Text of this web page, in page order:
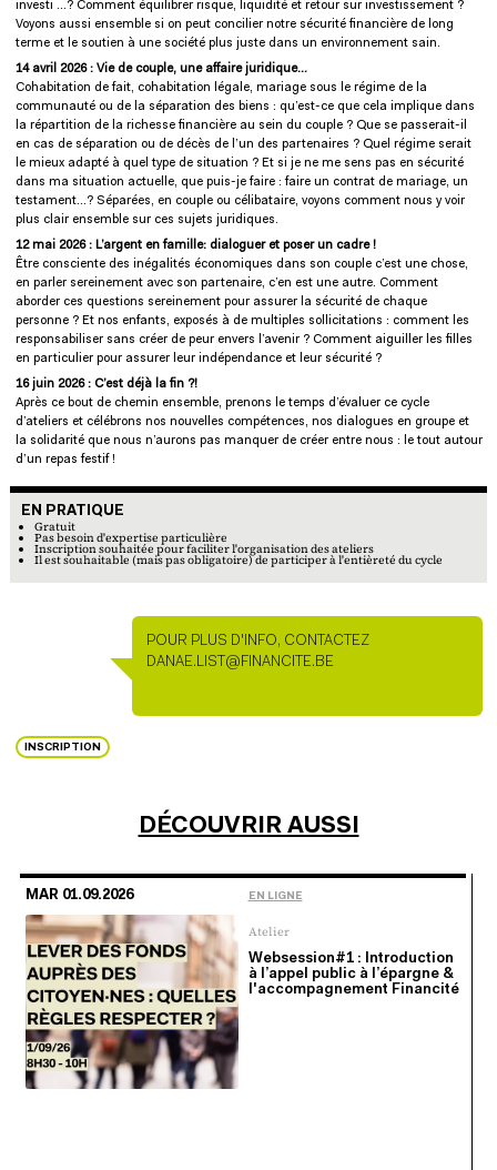
INSCRIPTION
investi …? Comment équilibrer risque, liquidité et retour sur investissement ?
Voyons aussi ensemble si on peut concilier notre sécurité financière de long
terme et le soutien à une société plus juste dans un environnement sain.
14 avril 2026 : Vie de couple, une affaire juridique…
Cohabitation de fait, cohabitation légale, mariage sous le régime de la
communauté ou de la séparation des biens : qu’est-ce que cela implique dans
la répartition de la richesse financière au sein du couple ? Que se passerait-il
en cas de séparation ou de décès de l’un des partenaires ? Quel régime serait
le mieux adapté à quel type de situation ? Et si je ne me sens pas en sécurité
dans ma situation actuelle, que puis-je faire : faire un contrat de mariage, un
testament…? Séparées, en couple ou célibataire, voyons comment nous y voir
plus clair ensemble sur ces sujets juridiques.
12 mai 2026 : L’argent en famille: dialoguer et poser un cadre !
Être consciente des inégalités économiques dans son couple c’est une chose,
en parler sereinement avec son partenaire, c’en est une autre. Comment
aborder ces questions sereinement pour assurer la sécurité de chaque
personne ? Et nos enfants, exposés à de multiples sollicitations : comment les
responsabiliser sans créer de peur envers l’avenir ? Comment aiguiller les filles
en particulier pour assurer leur indépendance et leur sécurité ?
16 juin 2026 : C’est déjà la fin ?!
Après ce bout de chemin ensemble, prenons le temps d’évaluer ce cycle
d’ateliers et célébrons nos nouvelles compétences, nos dialogues en groupe et
la solidarité que nous n’aurons pas manquer de créer entre nous : le tout autour
d’un repas festif !
EN PRATIQUE
En pratique
Gratuit
Pas besoin d'expertise particulière
Inscription souhaitée pour faciliter l'organisation des ateliers
Il est souhaitable (mais pas obligatoire) de participer à l'entièreté du cycle
POUR PLUS D'INFO, CONTACTEZ
PERSONNE DE CONTACT
DANAE.LIST@FINANCITE.BE
DÉCOUVRIR AUSSI
MAR 01.09.2026 EN LIGNE
Atelier
Websession#1 : Introduction
à l’appel public à l’épargne &
l'accompagnement Financité